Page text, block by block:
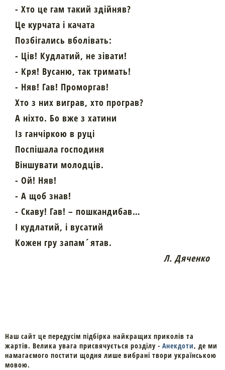
- Хто це гам такий здійняв?
Це курчата і качата
Позбігались вболівать:
- Ців! Кудлатий, не зівати!
- Кря! Вусаню, так тримать!
- Няв! Гав! Проморгав!
Хто з них виграв, хто програв?
А ніхто. Бо вже з хатини
Із ганчіркою в руці
Поспішала господиня
Віншувати молодців.
- Ой! Няв!
- А щоб знав!
- Скаву! Гав! – пошкандибав…
І кудлатий, і вусатий
Кожен гру запам´ятав.
Л. Дяченко
Наш сайт це передусім підбірка найкращих приколів та
жартів. Велика увага присвячується розділу - Анекдоти, де ми
намагаємого постити щодня лише вибрані твори українською
мовою.